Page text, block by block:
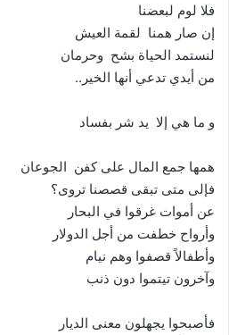
فلا لوم لبعضنا
إن صار همنا لقمة العيش
لنستمد الحياة بشح وحرمان
من أيدي تدعي أنها الخير..
و ما هي إلا يد شر بفساد
همها جمع المال على كفن الجوعان
فإلى متى تبقى قصصنا تروى؟
عن أموات غرقوا في البحار
وأرواح خطفت من أجل الدولار
وأطفالاً قصفوا وهم نيام
وآخرون تيتموا دون ذنب
فأصبحوا يجهلون معنى الديار